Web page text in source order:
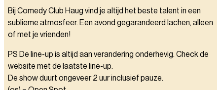
Bij Comedy Club Haug vind je altijd het beste talent in een
sublieme atmosfeer. Een avond gegarandeerd lachen, alleen
of met je vrienden!
PS De line-up is altijd aan verandering onderhevig. Check de
website met de laatste line-up.
De show duurt ongeveer 2 uur inclusief pauze.